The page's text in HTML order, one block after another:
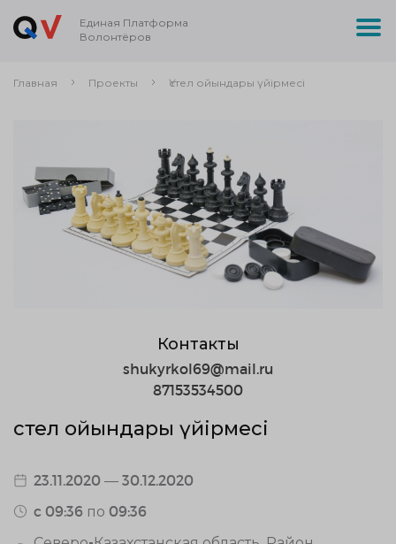
Единая Платформа
Волонтёров
Главная Проекты Үстел ойындары үйірмесі
Контакты
shukyrkol69@mail.ru
87153534500
Үстел ойындары үйірмесі
23.11.2020 — 30.12.2020
c 09:36 по 09:36